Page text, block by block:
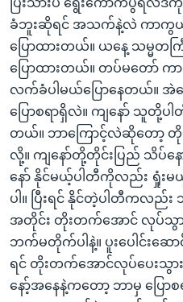
ခံဘူးဆိုရင် အသက်နဲ့လဲ ကာကွယ်
ပြောထားတယ်။ ယနေ့ သမ္မ
ပြောထားတယ်။ တပ်မတော် က
လက်ခံပါမယ်ပြောနေတယ်။ အဲတ
ပြောစရာရှိလဲ။ ကျနော် သူတို့ပ
တယ်။ ဘာကြောင့်လဲဆိုတော့ တို
လို့။ ကျနော်တို့တိုင်းပြည် သိပ်နေ
နော် နိုင်မယ့်ပါတီကိုလည်း ရှုံးမ
ပါ။ ပြီးရင် နိုင်တဲ့ပါတီကလည်
အတိုင်း တိုးတက်အောင် လုပ်သွာ
ဘက်မတိုက်ပါနဲ့။ ပူးပေါင်းဆော
ရင် တိုးတက်အောင်လုပ်ပေးသွာ
နော့်အနေနဲ့ကတော့ ဘာမှ ပြော